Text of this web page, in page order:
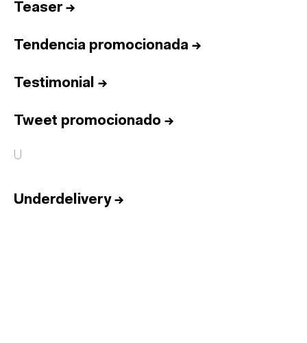
Teaser→
Tendencia promocionada →
Testimonial →
Tweet promocionado →
U
Underdelivery→